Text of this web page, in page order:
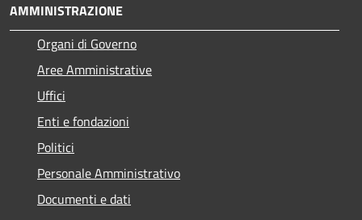
AMMINISTRAZIONE
Organi di Governo
Aree Amministrative
Uffici
Enti e fondazioni
Politici
Personale Amministrativo
Documenti e dati